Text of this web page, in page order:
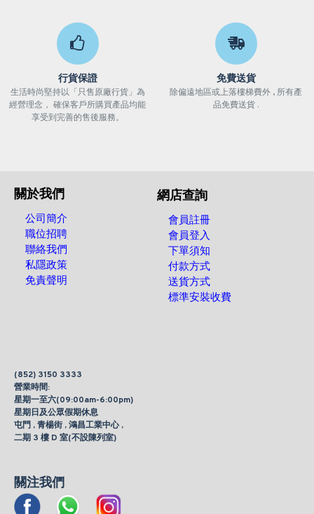
行貨保證
生活時尚堅持以「只售原廠行貨」為
經營理念， 確保客戶所購買產品均能
享受到完善的售後服務。
免費送貨
除偏遠地區或上落樓梯費外 , 所有產
品免費送貨 .
關於我們
公司簡介
職位招聘
聯絡我們
私隱政策
免責聲明
網店查詢
會員註冊
會員登入
下單須知
付款方式
送貨方式
標準安裝收費
(852) 3150 3333
營業時間:
星期一至六(09:00am-6:00pm)
星期日及公眾假期休息
屯門 , 青楊街 , 鴻昌工業中心 ,
二期 3 樓 D 室(不設陳列室)
關注我們